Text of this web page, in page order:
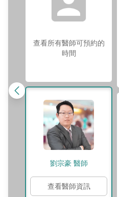
查看所有醫師可預約的
時間
劉宗豪 醫師
查看醫師資訊